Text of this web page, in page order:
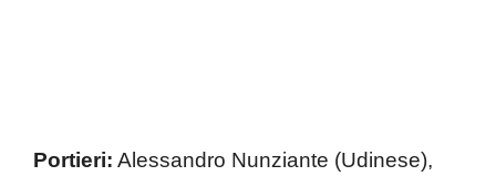
Portieri: Alessandro Nunziante (Udinese),